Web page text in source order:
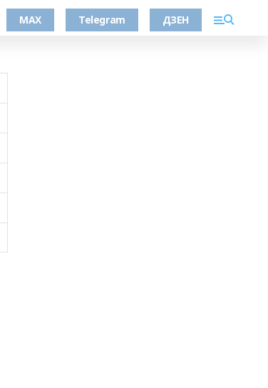
MAX Telegram ДЗЕН